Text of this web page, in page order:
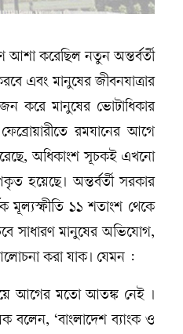
আশা করেছিল নতুন অন্তর্বর্তী
এবং মানুষের জীবনযাত্রার
করে মানুষের ভোটাধিকার
রমযানের আগে
অধিকাংশ সূচকই এখনো
হয়েছে। অন্তর্বর্তী সরকার
মূল্যস্ফীতি ১১ শতাংশ থেকে
সাধারণ মানুষের অভিযোগ,
করা যাক। যেমন :
নিয়ে আগের মতো আতঙ্ক নেই ।
বলেন, ‘বাংলাদেশ ব্যাংক ও